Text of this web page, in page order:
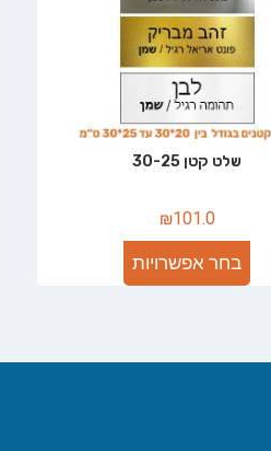
שלט קטן 30-25
₪101.0
בחר אפשרויות